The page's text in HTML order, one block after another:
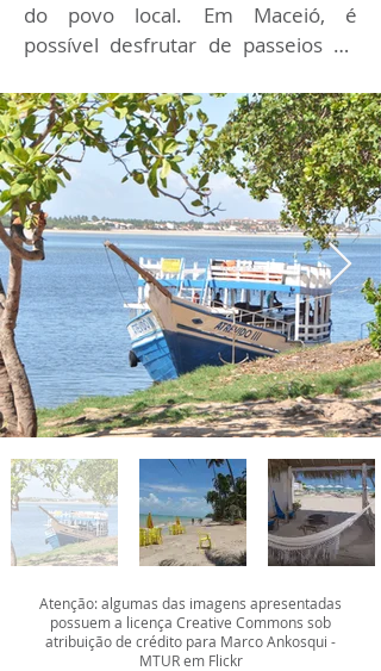
do povo local. Em Maceió, é
possível desfrutar de passeios de
mergulhar em recifes repletos de
vida marinha e se encantar com o
pôr do sol inesquecível. Venha se
encantar com as belezas naturais
de Maceió e viver momentos
inesquecíveis neste destino único.
Atenção: algumas das imagens apresentadas
possuem a licença Creative Commons sob
atribuição de crédito para Marco Ankosqui -
MTUR em Flickr